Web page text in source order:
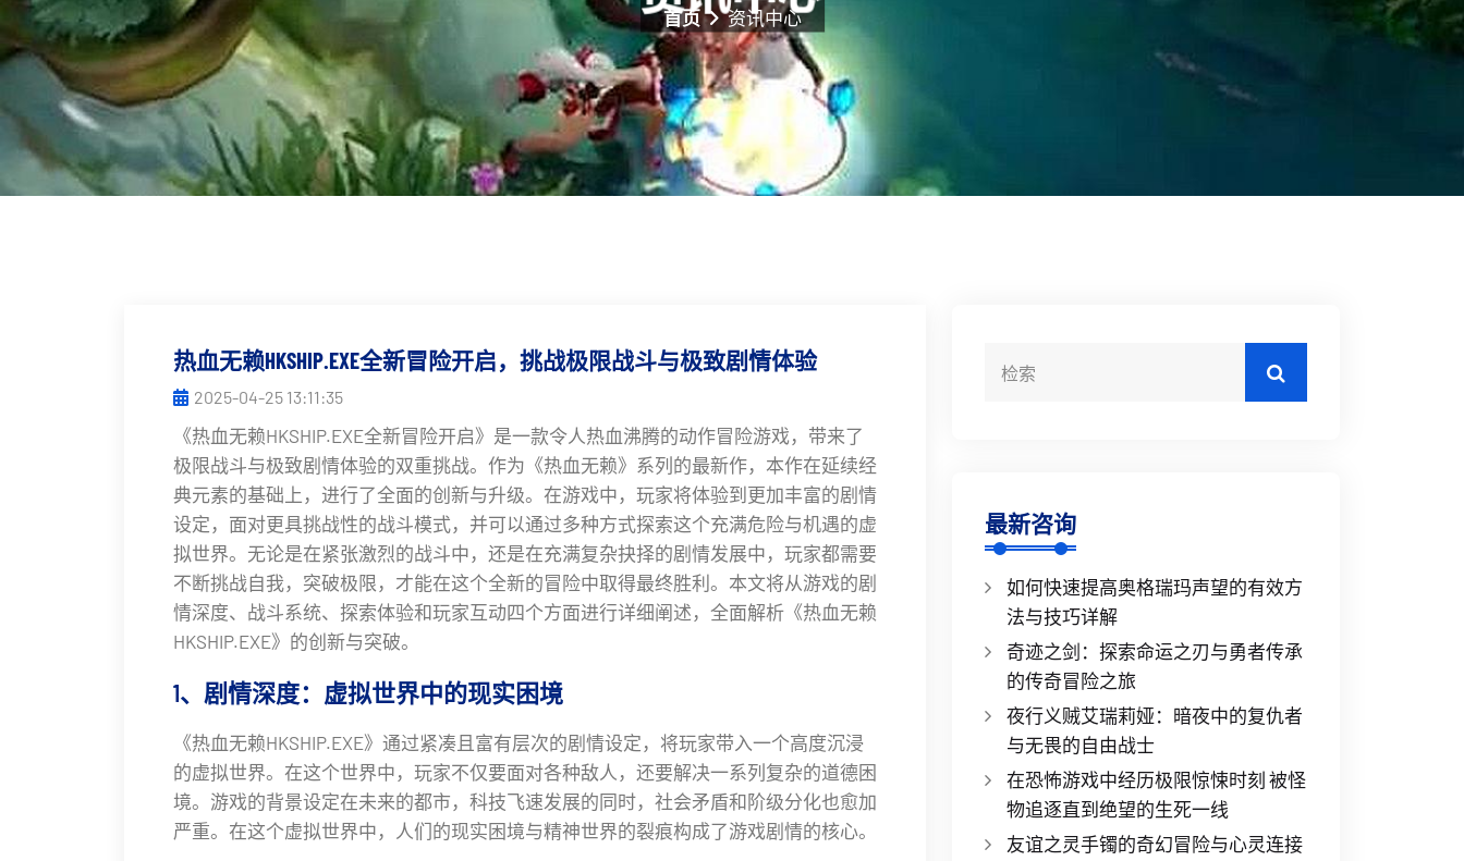
首页 资讯中心
热血无赖HKSHIP.EXE全新冒险开启，挑战极限战斗与极致剧情体验
2025-04-25 13:11:35
《热血无赖HKSHIP.EXE全新冒险开启》是一款令人热血沸腾的动作冒险游戏，带来了
极限战斗与极致剧情体验的双重挑战。作为《热血无赖》系列的最新作，本作在延续经
典元素的基础上，进行了全面的创新与升级。在游戏中，玩家将体验到更加丰富的剧情
设定，面对更具挑战性的战斗模式，并可以通过多种方式探索这个充满危险与机遇的虚
拟世界。无论是在紧张激烈的战斗中，还是在充满复杂抉择的剧情发展中，玩家都需要
不断挑战自我，突破极限，才能在这个全新的冒险中取得最终胜利。本文将从游戏的剧
情深度、战斗系统、探索体验和玩家互动四个方面进行详细阐述，全面解析《热血无赖
HKSHIP.EXE》的创新与突破。
1、剧情深度：虚拟世界中的现实困境
《热血无赖HKSHIP.EXE》通过紧凑且富有层次的剧情设定，将玩家带入一个高度沉浸
的虚拟世界。在这个世界中，玩家不仅要面对各种敌人，还要解决一系列复杂的道德困
境。游戏的背景设定在未来的都市，科技飞速发展的同时，社会矛盾和阶级分化也愈加
严重。在这个虚拟世界中，人们的现实困境与精神世界的裂痕构成了游戏剧情的核心。
最新咨询
如何快速提高奥格瑞玛声望的有效方
法与技巧详解
奇迹之剑：探索命运之刃与勇者传承
的传奇冒险之旅
夜行义贼艾瑞莉娅：暗夜中的复仇者
与无畏的自由战士
在恐怖游戏中经历极限惊悚时刻 被怪
物追逐直到绝望的生死一线
友谊之灵手镯的奇幻冒险与心灵连接